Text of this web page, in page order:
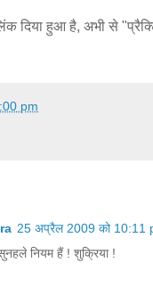
दिया हुआ है, अभी से
pm
25 अप्रैल 2009 को 10:11
नियम हैं ! शुक्रिया !